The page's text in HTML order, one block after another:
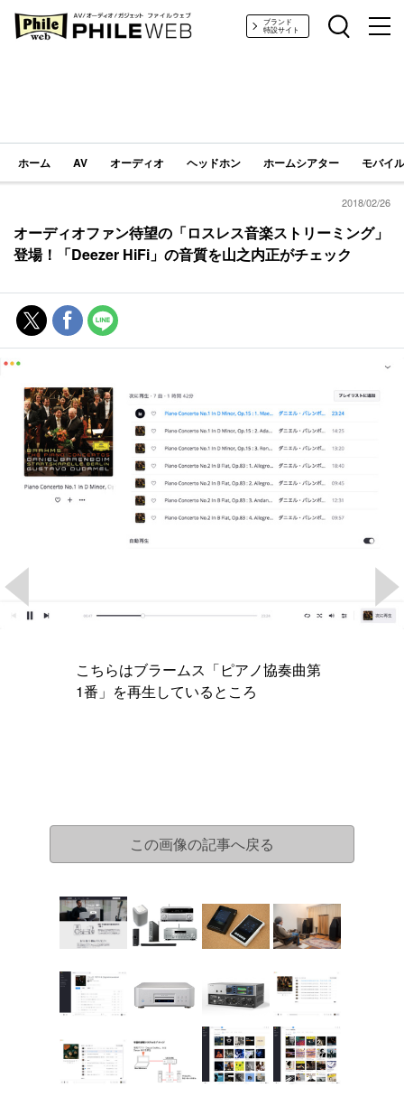
PHILE WEB｜AV/オーディオ/ガジェットブランド
特設サイト
ホーム AV オーディオ ヘッドホン ホームシアター モバイ
2018/02/26
オーディオファン待望の「ロスレス音楽ストリーミング」
登場！「Deezer HiFi」の音質を山之内正がチェック
こちらはブラームス「ピアノ協奏曲第
1番」を再生しているところ
この画像の記事へ戻る